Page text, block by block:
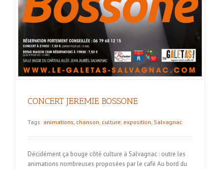
CONCERT JEREMIE BOSSONE
Tags: animations, chanson, culture, exposition, Salvagnac
Décidément ça bouge côté culture à Salvagnac : outre les
animations nombreuses proposées par le café Au bord du